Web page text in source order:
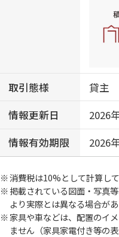
取引態様
貸主
情報更新日
2026
情報有効期限
2026
消費税は10%として計算して
掲載されている図面・写真
より実際とは異なる場合があ
家具や車などは、配置のイ
ません（家具家電付き等の